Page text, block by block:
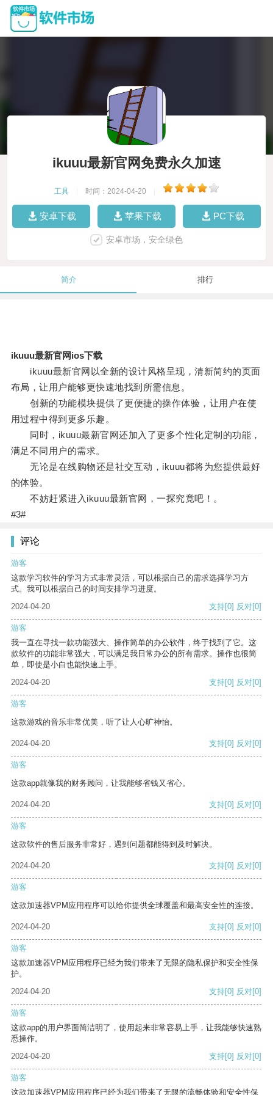
ikuuu最新官网免费永久加速
工具 时间：2024-04-20
安卓下载 苹果下载 PC下载
安卓市场，安全绿色
简介 排行
ikuuu最新官网ios下载
ikuuu最新官网以全新的设计风格呈现，清新简约的页面
布局，让用户能够更快速地找到所需信息。
创新的功能模块提供了更便捷的操作体验，让用户在使
用过程中得到更多乐趣。
同时，ikuuu最新官网还加入了更多个性化定制的功能，
满足不同用户的需求。
无论是在线购物还是社交互动，ikuuu都将为您提供最好
的体验。
不妨赶紧进入ikuuu最新官网，一探究竟吧！。
#3#
评论
游客
这款学习软件的学习方式非常灵活，可以根据自己的需求选择学习方
式。我可以根据自己的时间安排学习进度。
2024-04-20
支持[0] 反对[0]
游客
我一直在寻找一款功能强大、操作简单的办公软件，终于找到了它。这
款软件的功能非常强大，可以满足我日常办公的所有需求。操作也很简
单，即使是小白也能快速上手。
2024-04-20
支持[0] 反对[0]
游客
这款游戏的音乐非常优美，听了让人心旷神怡。
2024-04-20 支持[0] 反对[0]
游客
这款app就像我的财务顾问，让我能够省钱又省心。
2024-04-20 支持[0] 反对[0]
游客
这款软件的售后服务非常好，遇到问题都能得到及时解决。
2024-04-20 支持[0] 反对[0]
游客
这款加速器VPM应用程序可以给你提供全球覆盖和最高安全性的连接。
2024-04-20 支持[0] 反对[0]
游客
这款加速器VPM应用程序已经为我们带来了无限的隐私保护和安全性保
护。
2024-04-20
支持[0] 反对[0]
游客
这款app的用户界面简洁明了，使用起来非常容易上手，让我能够快速熟
悉操作。
2024-04-20
支持[0] 反对[0]
游客
这款加速器VPM应用程序已经为我们带来了无限的流畅体验和安全性保